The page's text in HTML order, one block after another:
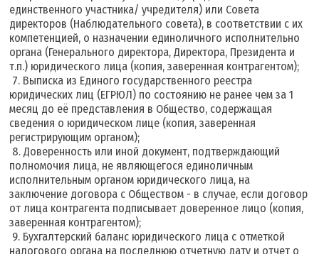
единственного участника/ учредителя) или Совета
директоров (Наблюдательного совета), в соответствии с их
компетенцией, о назначении единоличного исполнительно
органа (Генерального директора, Директора, Президента и
т.п.) юридического лица (копия, заверенная контрагентом);
7. Выписка из Единого государственного реестра
юридических лиц (ЕГРЮЛ) по состоянию не ранее чем за 1
месяц до её представления в Общество, содержащая
сведения о юридическом лице (копия, заверенная
регистрирующим органом);
8. Доверенность или иной документ, подтверждающий
полномочия лица, не являющегося единоличным
исполнительным органом юридического лица, на
заключение договора с Обществом - в случае, если договор
от лица контрагента подписывает доверенное лицо (копия,
заверенная контрагентом);
9. Бухгалтерский баланс юридического лица с отметкой
налогового органа на последнюю отчетную дату и отчет о